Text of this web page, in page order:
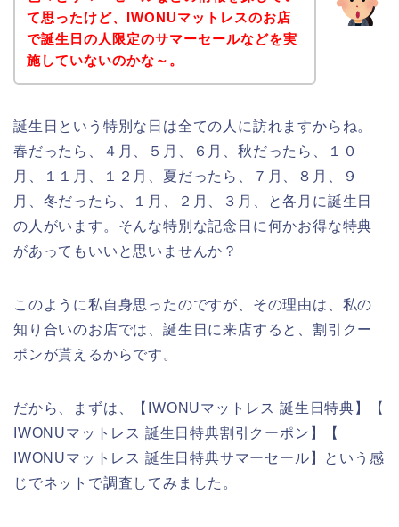
て思ったけど、IWONUマットレスのお店
で誕生日の人限定のサマーセールなどを実
施していないのかな～。
誕生日という特別な日は全ての人に訪れますからね。
春だったら、４月、５月、６月、秋だったら、１０
月、１１月、１２月、夏だったら、７月、８月、９
月、冬だったら、１月、２月、３月、と各月に誕生日
の人がいます。そんな特別な記念日に何かお得な特典
があってもいいと思いませんか？
このように私自身思ったのですが、その理由は、私の
知り合いのお店では、誕生日に来店すると、割引クー
ポンが貰えるからです。
だから、まずは、【IWONUマットレス 誕生日特典】【
IWONUマットレス 誕生日特典割引クーポン】【
IWONUマットレス 誕生日特典サマーセール】という感
じでネットで調査してみました。